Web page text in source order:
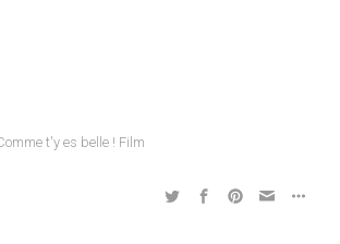
t'y es belle ! Film